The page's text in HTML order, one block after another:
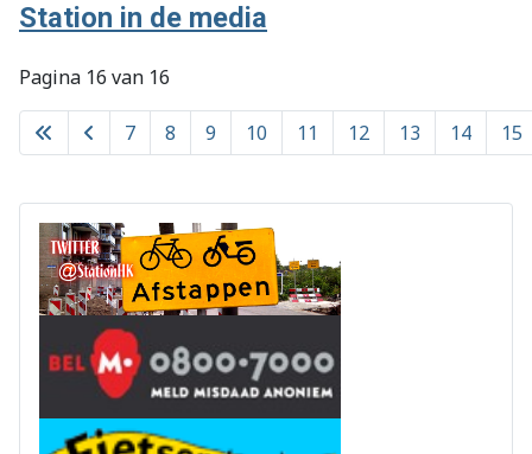
Station in de media
Pagina 16 van 16
7 8 9 10 11 12 13 14 15